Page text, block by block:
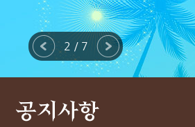
2 / 7
공지사항